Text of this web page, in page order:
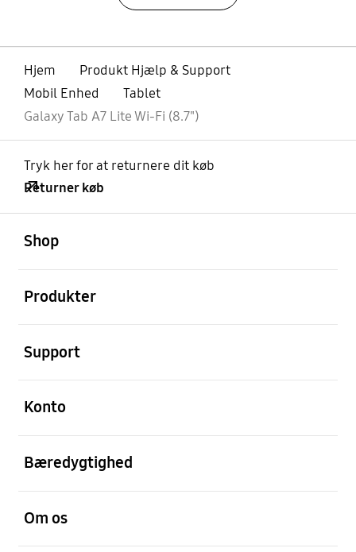
Hjem
Produkt Hjælp & Support
Mobil Enhed
Tablet
Galaxy Tab A7 Lite Wi-Fi (8.7")
Tryk her for at returnere dit køb
Returner køb
Shop
Produkter
Support
Konto
Bæredygtighed
Om os